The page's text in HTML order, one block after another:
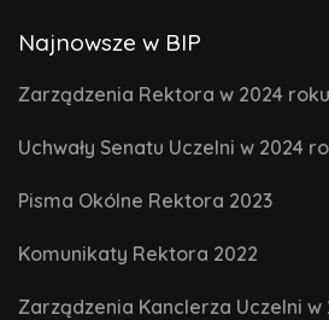
Najnowsze w BIP
Zarządzenia Rektora w 2024 roku
Uchwały Senatu Uczelni w 2024
Pisma Okólne Rektora 2023
Komunikaty Rektora 2022
Zarządzenia Kanclerza Uczelni w